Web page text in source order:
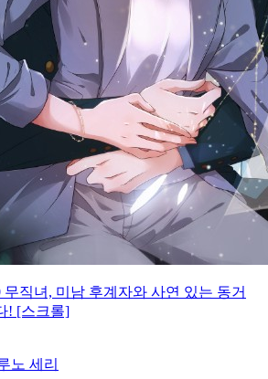
무직녀, 미남 후계자와 사연 있는 동거
! [스크롤]
노 세리